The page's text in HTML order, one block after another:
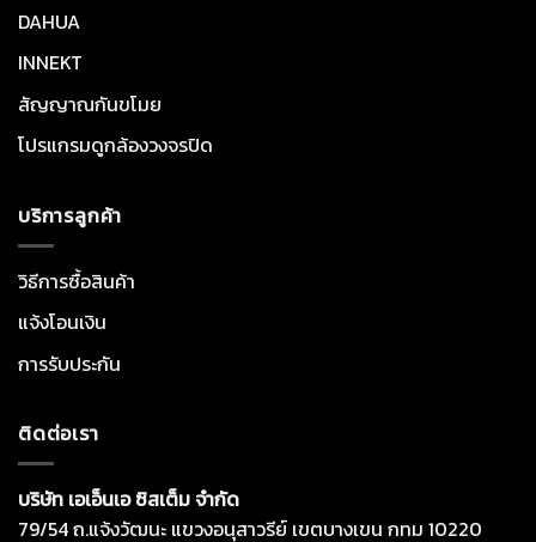
DAHUA
INNEKT
สัญญาณกันขโมย
โปรแกรมดูกล้องวงจรปิด
บริการลูกค้า
วิธีการซื้อสินค้า
แจ้งโอนเงิน
การรับประกัน
ติดต่อเรา
บริษัท เอเอ็นเอ ซิสเต็ม จำกัด
79/54 ถ.แจ้งวัฒนะ แขวงอนุสาวรีย์ เขตบางเขน กทม 10220